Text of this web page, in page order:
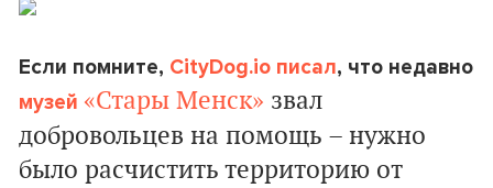
Если помните, CityDog.io писал, что недавно
музей «Стары Менск» звал
добровольцев на помощь – нужно
было расчистить территорию от